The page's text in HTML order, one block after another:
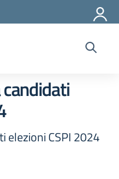
elezioni CSPI 2024